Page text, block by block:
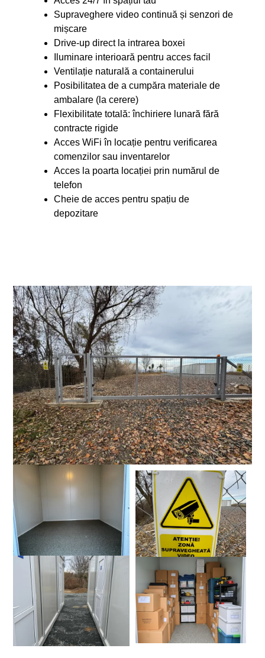
Supraveghere video continuă și senzori de
mișcare
Drive-up direct la intrarea boxei
Iluminare interioară pentru acces facil
Ventilație naturală a containerului
Posibilitatea de a cumpăra materiale de
ambalare (la cerere)
Flexibilitate totală: închiriere lunară fără
contracte rigide
Acces WiFi în locație pentru verificarea
comenzilor sau inventarelor
Acces la poarta locației prin numărul de
telefon
Cheie de acces pentru spațiu de
depozitare